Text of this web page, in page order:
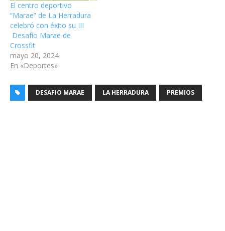
El centro deportivo
“Marae” de La Herradura
celebró con éxito su III
Desafío Marae de
Crossfit
mayo 20, 2024
En «Deportes»
DESAFIO MARAE LA HERRADURA PREMIOS